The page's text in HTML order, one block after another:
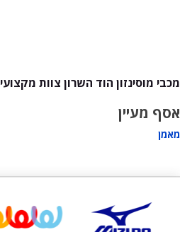
מכבי מוסינזון הוד השרון צוות מקצועי
אסף מעיין
מאמן